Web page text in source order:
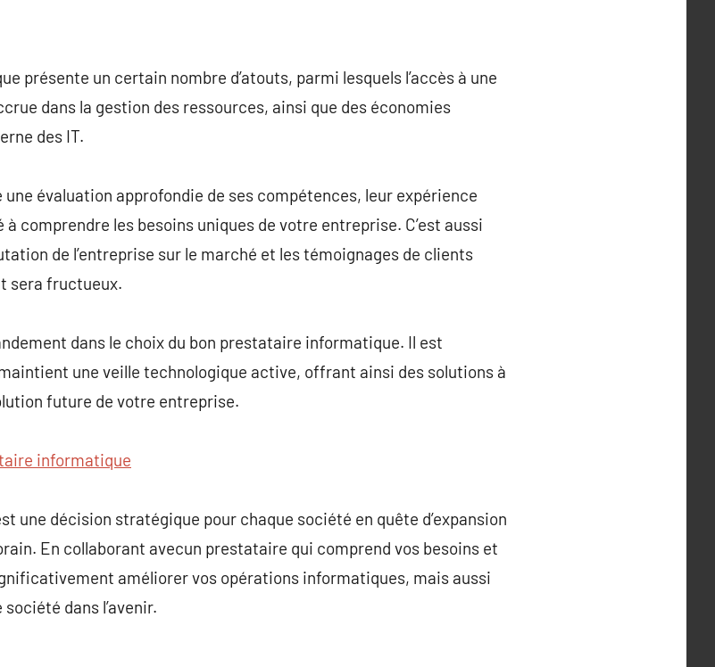
présente un certain nombre d’atouts, parmi lesquels l’accès à une
dans la gestion des ressources, ainsi que des économies
des IT.
évaluation approfondie de ses compétences, leur expérience
comprendre les besoins uniques de votre entreprise. C’est aussi
de l’entreprise sur le marché et les témoignages de clients
sera fructueux.
dans le choix du bon prestataire informatique. Il est
une veille technologique active, offrant ainsi des solutions à
future de votre entreprise.
informatique
une décision stratégique pour chaque société en quête d’expansion
En collaborant avecun prestataire qui comprend vos besoins et
améliorer vos opérations informatiques, mais aussi
dans l’avenir.